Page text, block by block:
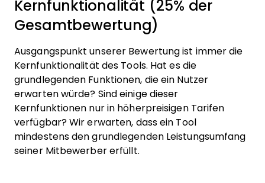
Kernfunktionalität (25% der
Gesamtbewertung)
Ausgangspunkt unserer Bewertung ist immer die
Kernfunktionalität des Tools. Hat es die
grundlegenden Funktionen, die ein Nutzer
erwarten würde? Sind einige dieser
Kernfunktionen nur in höherpreisigen Tarifen
verfügbar? Wir erwarten, dass ein Tool
mindestens den grundlegenden Leistungsumfang
seiner Mitbewerber erfüllt.